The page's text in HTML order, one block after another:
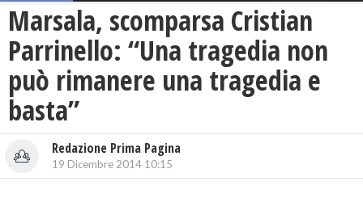
Marsala, scomparsa Cristian
Parrinello: “Una tragedia non
può rimanere una tragedia e
basta”
Redazione Prima Pagina
19 Dicembre 2014 10:15